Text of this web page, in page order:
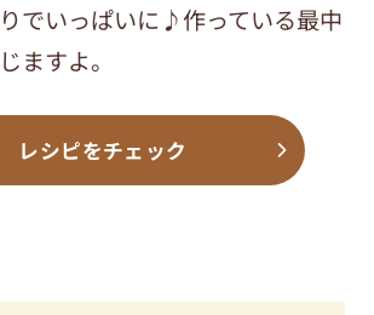
でいっぱいに♪作っている最中
ますよ。
レシピをチェック